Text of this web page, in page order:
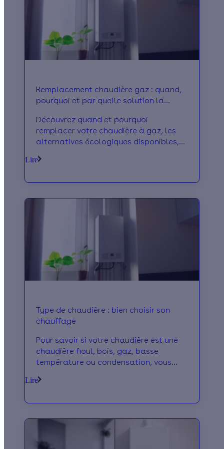
Remplacement chaudière gaz : quand,
pourquoi et par quelle solution la
Découvrez quand et pourquoi
remplacer votre chaudière à gaz, les
alternatives écologiques disponibles,
coûts et aides financières pour réussir
Lire
Type de chaudière : bien choisir son
chauffage
Pour savoir si votre chaudière est une
chaudière fioul, bois, gaz, basse
température ou condensation, vous
alimente votre chaudière. Sinon,
la chaudière. Vous pouvez également
taper le nom de la chaudière sur
Lire